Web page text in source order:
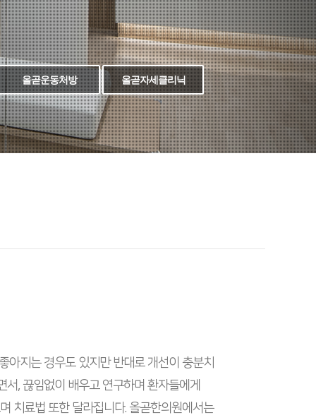
올곧운동처방 올곧자세클리닉
아지는 경우도 있지만 반대로 개선이 충분치
, 끊임없이 배우고 연구하며 환자들에게
치료법 또한 달라집니다. 올곧한의원에서는